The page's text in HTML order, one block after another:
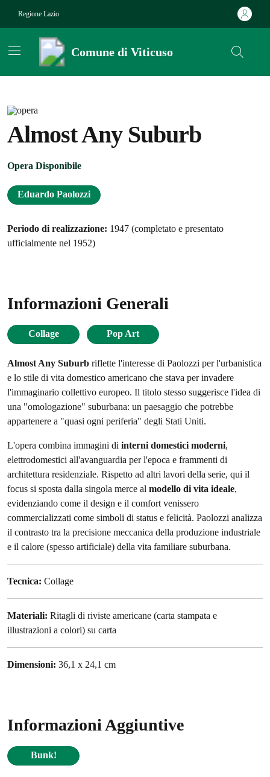
Regione Lazio
Comune di Viticuso
Almost Any Suburb
Opera Disponibile
Eduardo Paolozzi
Periodo di realizzazione: 1947 (completato e presentato
ufficialmente nel 1952)
Informazioni Generali
Collage Pop Art
Almost Any Suburb riflette l'interesse di Paolozzi per l'urbanistica
e lo stile di vita domestico americano che stava per invadere
l'immaginario collettivo europeo. Il titolo stesso suggerisce l'idea di
una "omologazione" suburbana: un paesaggio che potrebbe
appartenere a "quasi ogni periferia" degli Stati Uniti.
L'opera combina immagini di interni domestici moderni,
elettrodomestici all'avanguardia per l'epoca e frammenti di
architettura residenziale. Rispetto ad altri lavori della serie, qui il
focus si sposta dalla singola merce al modello di vita ideale,
evidenziando come il design e il comfort venissero
commercializzati come simboli di status e felicità. Paolozzi analizza
il contrasto tra la precisione meccanica della produzione industriale
e il calore (spesso artificiale) della vita familiare suburbana.
Tecnica: Collage
Materiali: Ritagli di riviste americane (carta stampata e
illustrazioni a colori) su carta
Dimensioni: 36,1 x 24,1 cm
Informazioni Aggiuntive
Bunk!